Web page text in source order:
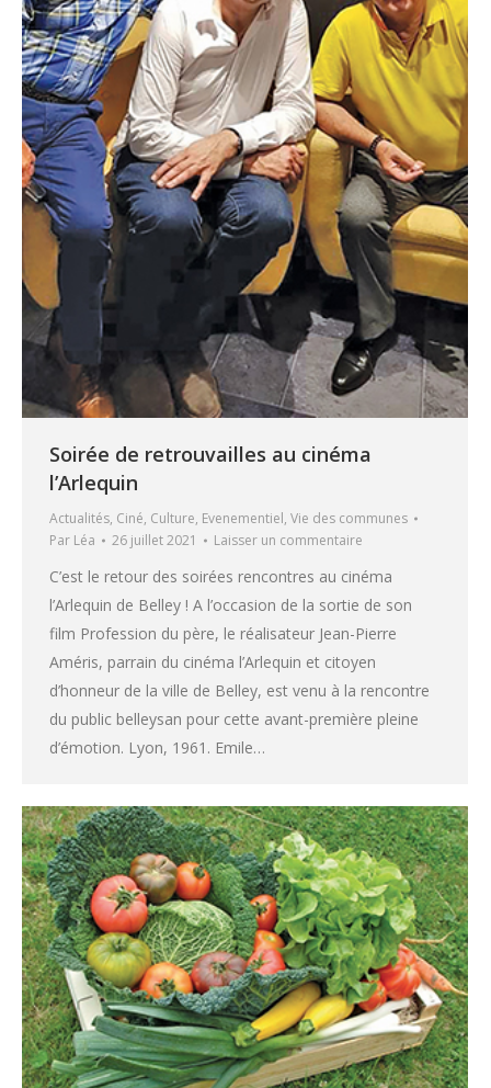
Soirée de retrouvailles au cinéma
l’Arlequin
Actualités, Ciné, Culture, Evenementiel, Vie des communes
Par Léa 26 juillet 2021 Laisser un commentaire
C’est le retour des soirées rencontres au cinéma
l’Arlequin de Belley ! A l’occasion de la sortie de son
film Profession du père, le réalisateur Jean-Pierre
Améris, parrain du cinéma l’Arlequin et citoyen
d’honneur de la ville de Belley, est venu à la rencontre
du public belleysan pour cette avant-première pleine
d’émotion. Lyon, 1961. Emile…